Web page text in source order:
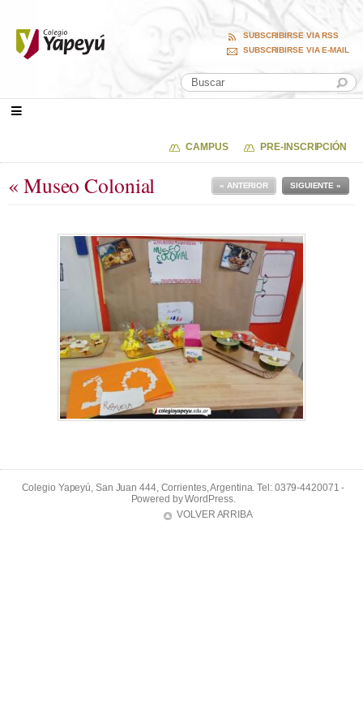
SUBSCRIBIRSE VIA RSS
SUBSCRIBIRSE VIA E-MAIL
CAMPUS PRE-INSCRIPCIÓN
« Museo Colonial SIGUIENTE »
« ANTERIOR
Colegio Yapeyú, San Juan 444, Corrientes, Argentina. Tel: 0379-4420071 -
Powered byWordPress.
VOLVER ARRIBA